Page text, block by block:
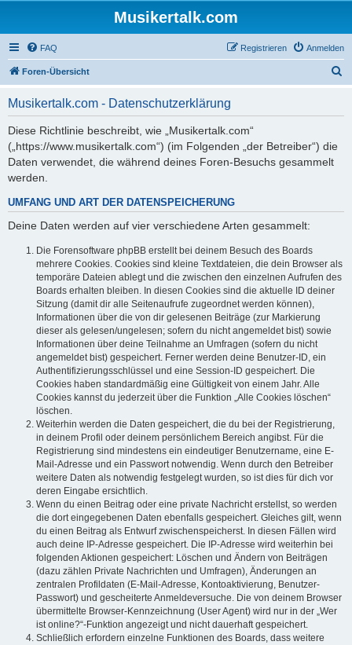
Musikertalk.com
FAQ Anmelden
Registrieren
Foren-Übersicht
Musikertalk.com - Datenschutzerklärung
Diese Richtlinie beschreibt, wie „Musikertalk.com“
(„https://www.musikertalk.com“) (im Folgenden „der Betreiber“) die
Daten verwendet, die während deines Foren-Besuchs gesammelt
werden.
UMFANG UND ART DER DATENSPEICHERUNG
Deine Daten werden auf vier verschiedene Arten gesammelt:
Die Forensoftware phpBB erstellt bei deinem Besuch des Boards
mehrere Cookies. Cookies sind kleine Textdateien, die dein Browser als
temporäre Dateien ablegt und die zwischen den einzelnen Aufrufen des
Boards erhalten bleiben. In diesen Cookies sind die aktuelle ID deiner
Sitzung (damit dir alle Seitenaufrufe zugeordnet werden können),
Informationen über die von dir gelesenen Beiträge (zur Markierung
dieser als gelesen/ungelesen; sofern du nicht angemeldet bist) sowie
Informationen über deine Teilnahme an Umfragen (sofern du nicht
angemeldet bist) gespeichert. Ferner werden deine Benutzer-ID, ein
Authentifizierungsschlüssel und eine Session-ID gespeichert. Die
Cookies haben standardmäßig eine Gültigkeit von einem Jahr. Alle
Cookies kannst du jederzeit über die Funktion „Alle Cookies löschen“
löschen.
Weiterhin werden die Daten gespeichert, die du bei der Registrierung,
in deinem Profil oder deinem persönlichem Bereich angibst. Für die
Registrierung sind mindestens ein eindeutiger Benutzername, eine E-
Mail-Adresse und ein Passwort notwendig. Wenn durch den Betreiber
weitere Daten als notwendig festgelegt wurden, so ist dies für dich vor
deren Eingabe ersichtlich.
Wenn du einen Beitrag oder eine private Nachricht erstellst, so werden
die dort eingegebenen Daten ebenfalls gespeichert. Gleiches gilt, wenn
du einen Beitrag als Entwurf zwischenspeicherst. In diesen Fällen wird
auch deine IP-Adresse gespeichert. Die IP-Adresse wird weiterhin bei
folgenden Aktionen gespeichert: Löschen und Ändern von Beiträgen
(dazu zählen Private Nachrichten und Umfragen), Änderungen an
zentralen Profildaten (E-Mail-Adresse, Kontoaktivierung, Benutzer-
Passwort) und gescheiterte Anmeldeversuche. Die von deinem Browser
übermittelte Browser-Kennzeichnung (User Agent) wird nur in der „Wer
ist online?“-Funktion angezeigt und nicht dauerhaft gespeichert.
Schließlich erfordern einzelne Funktionen des Boards, dass weitere